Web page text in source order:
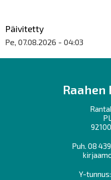
Päivitetty
Pe, 07.08.2026 - 04:03
Puh. 08 439
Y-